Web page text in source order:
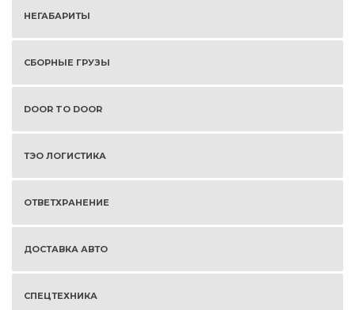
НЕГАБАРИТЫ
СБОРНЫЕ ГРУЗЫ
DOOR TO DOOR
ТЭО ЛОГИСТИКА
ОТВЕТХРАНЕНИЕ
ДОСТАВКА АВТО
СПЕЦТЕХНИКА